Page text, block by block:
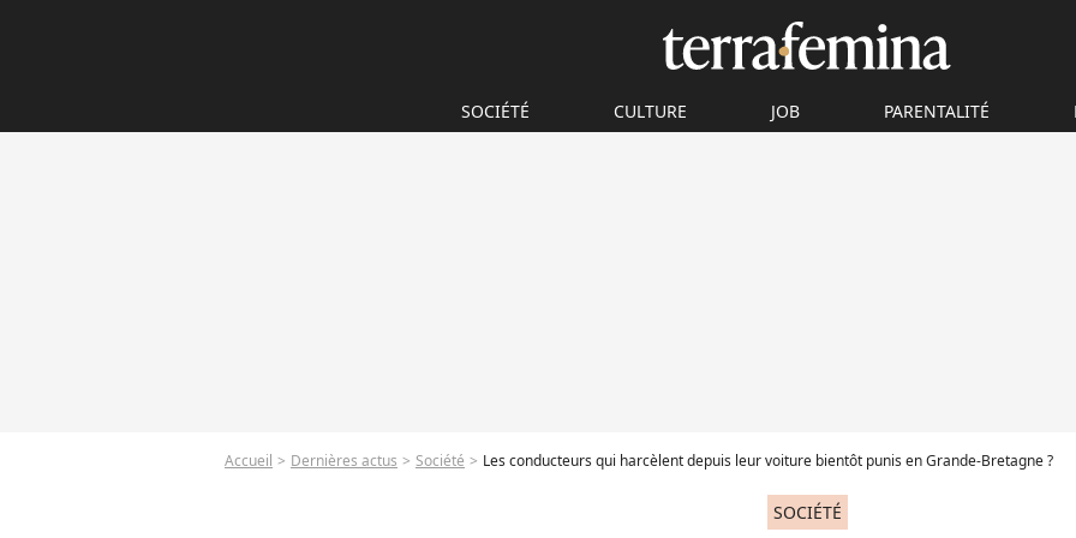
SOCIÉTÉ CULTURE JOB PARENTALITÉ
Accueil Dernières actus Société Les conducteurs qui harcèlent depuis leur voiture bientôt punis en Grande-Bretagne ?
SOCIÉTÉ